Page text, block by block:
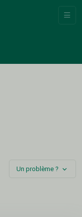
Un problème ?